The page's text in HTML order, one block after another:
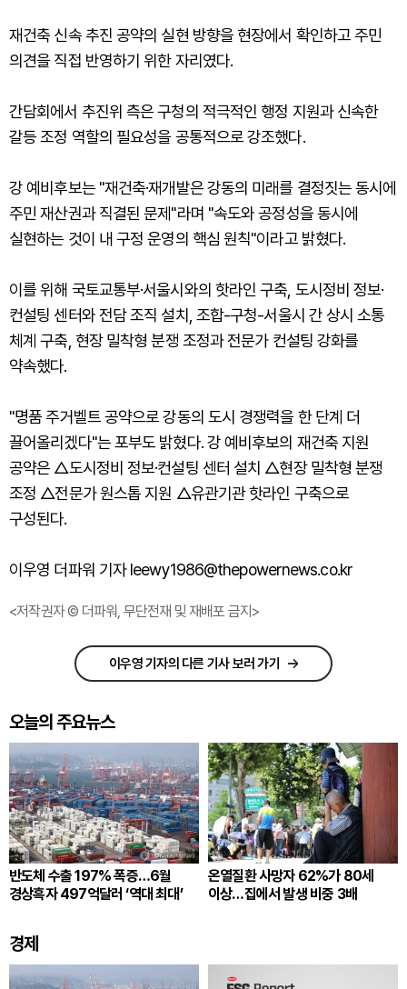
재건축 신속 추진 공약의 실현 방향을 현장에서 확인하고 주민
의견을 직접 반영하기 위한 자리였다.
간담회에서 추진위 측은 구청의 적극적인 행정 지원과 신속한
갈등 조정 역할의 필요성을 공통적으로 강조했다.
강 예비후보는 "재건축·재개발은 강동의 미래를 결정짓는 동시에
주민 재산권과 직결된 문제"라며 "속도와 공정성을 동시에
실현하는 것이 내 구정 운영의 핵심 원칙"이라고 밝혔다.
이를 위해 국토교통부·서울시와의 핫라인 구축, 도시정비 정보·
컨설팅 센터와 전담 조직 설치, 조합-구청-서울시 간 상시 소통
체계 구축, 현장 밀착형 분쟁 조정과 전문가 컨설팅 강화를
약속했다.
"명품 주거벨트 공약으로 강동의 도시 경쟁력을 한 단계 더
끌어올리겠다"는 포부도 밝혔다. 강 예비후보의 재건축 지원
공약은 △도시정비 정보·컨설팅 센터 설치 △현장 밀착형 분쟁
조정 △전문가 원스톱 지원 △유관기관 핫라인 구축으로
구성된다.
이우영 더파워 기자 leewy1986@thepowernews.co.kr
<저작권자 © 더파워, 무단전재 및 재배포 금지>
이우영 기자의 다른 기사 보러 가기
오늘의 주요뉴스
반도체 수출 197% 폭증…6월
경상흑자 497억달러 ‘역대 최대’
온열질환 사망자 62%가 80세
이상…집에서 발생 비중 3배
경제